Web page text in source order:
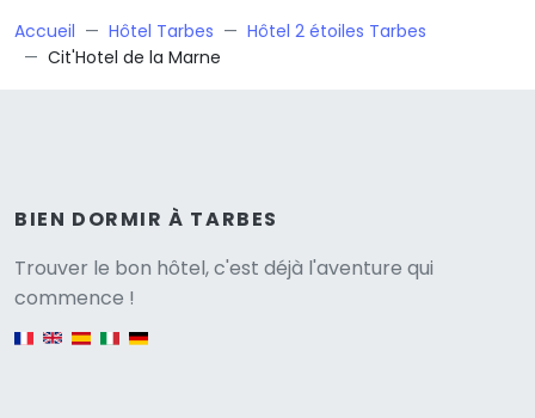
Accueil Hôtel Tarbes
Hôtel 2 étoiles Tarbes
Cit'Hotel de la Marne
BIEN DORMIR À TARBES
Trouver le bon hôtel, c'est déjà l'aventure qui
commence !
English version